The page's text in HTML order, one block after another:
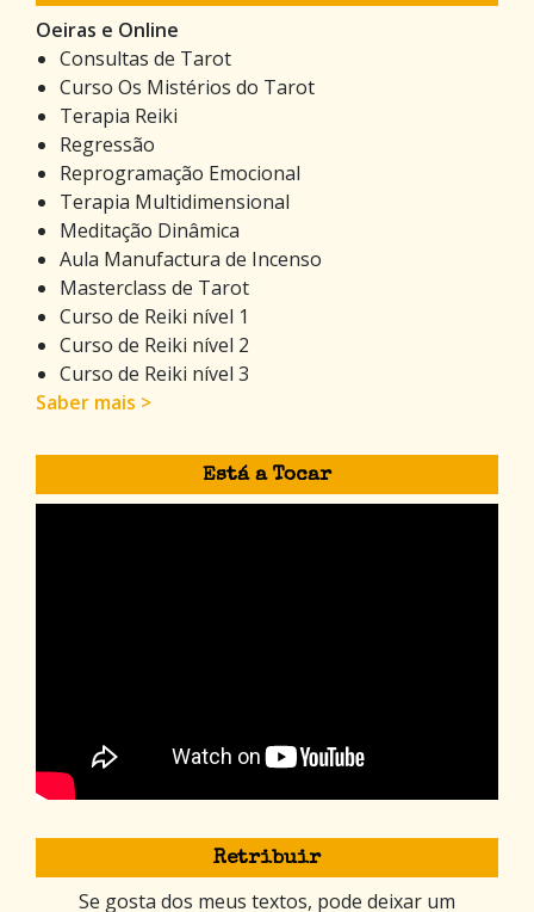
Oeiras e Online
Consultas de Tarot
Curso Os Mistérios do Tarot
Terapia Reiki
Regressão
Reprogramação Emocional
Terapia Multidimensional
Meditação Dinâmica
Aula Manufactura de Incenso
Masterclass de Tarot
Curso de Reiki nível 1
Curso de Reiki nível 2
Curso de Reiki nível 3
Saber mais >
Está a Tocar
Retribuir
Se gosta dos meus textos, pode deixar um